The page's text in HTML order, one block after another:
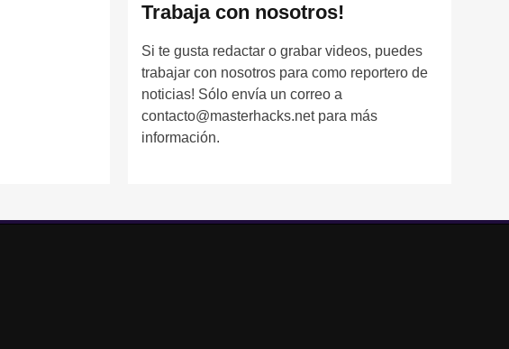
Trabaja con nosotros!
Si te gusta redactar o grabar videos, puedes
trabajar con nosotros para como reportero de
noticias! Sólo envía un correo a
contacto@masterhacks.net para más
información.